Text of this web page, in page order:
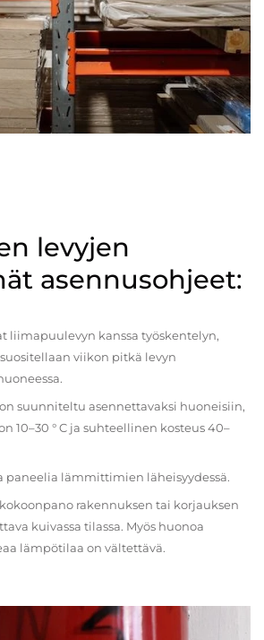
levyjen
asennusohjeet:
liimapuulevyn kanssa työskentelyn,
viikon pitkä levyn
suunniteltu asennettavaksi huoneisiin,
10–30 ° C ja suhteellinen kosteus 40–
paneelia lämmittimien läheisyydessä.
rakennuksen tai korjauksen
kuivassa tilassa. Myös huonoa
lämpötilaa on vältettävä.